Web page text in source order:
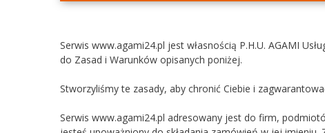
Serwis www.agami24.pl jest własnością P.H.U. AGAMI
do Zasad i Warunków opisanych poniżej.
Stworzyliśmy te zasady, aby chronić Ciebie i
Serwis www.agami24.pl adresowany jest do firm,